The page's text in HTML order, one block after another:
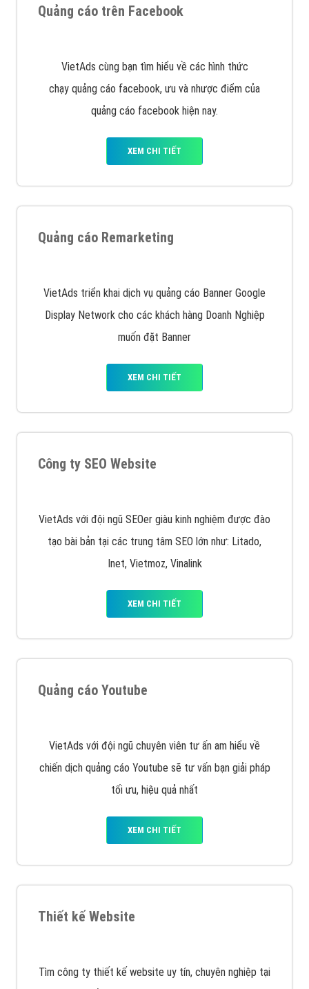
Google Ads là hình thức quảng cáo của Google được
dưới cùng
Quảng cáo trên Facebook
VietAds cùng bạn tìm hiểu về các hình thức
chạy quảng cáo facebook, ưu và nhược điểm của
Quảng cáo Remarketing
muốn đặt Banner
XEM CHI TIẾT